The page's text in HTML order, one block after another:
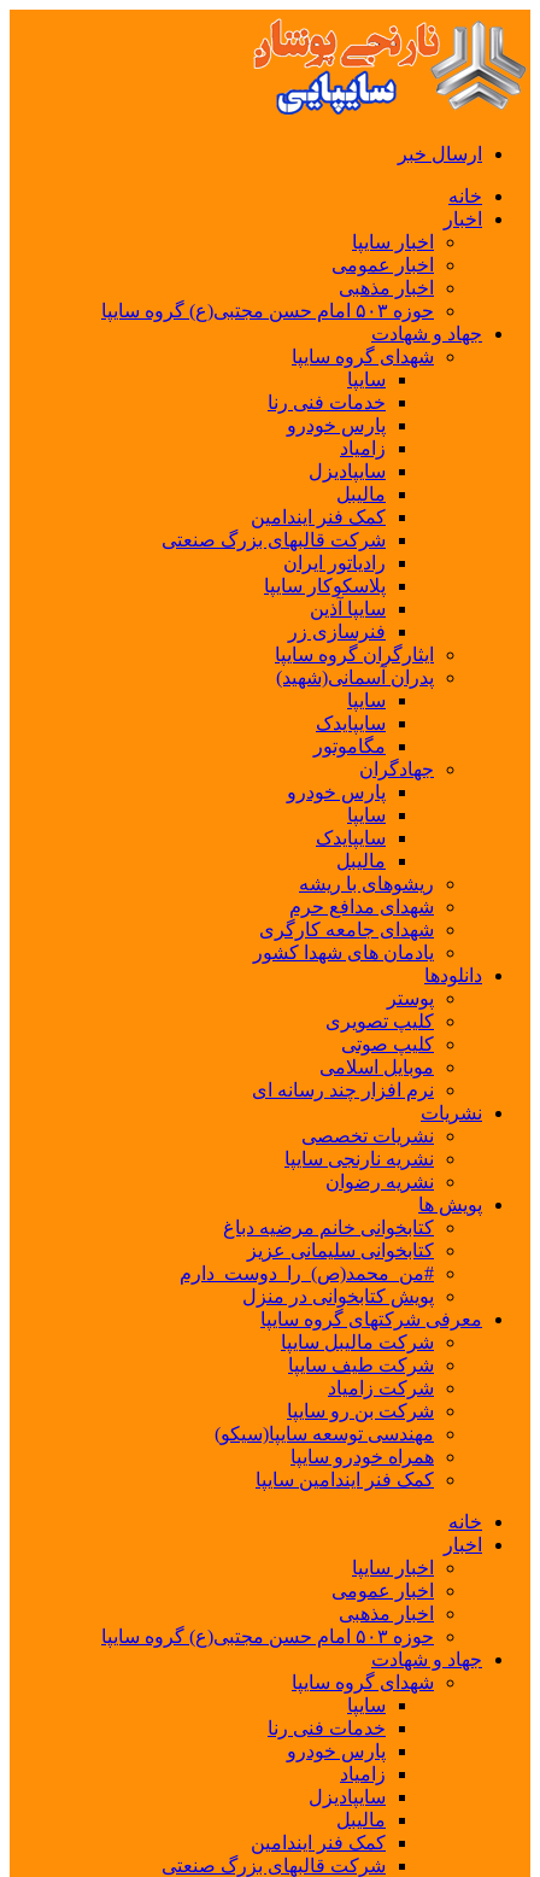
ارسال خبر
خانه
اخبار
اخبار سایپا
اخبار عمومی
اخبار مذهبی
حوزه ۵۰۳ امام حسن مجتبی(ع) گروه سایپا
جهاد و شهادت
شهدای گروه سایپا
سایپا
خدمات فنی رنا
پارس خودرو
زامیاد
سایپادیزل
مالیبل
کمک فنر ایندامین
شرکت قالبهای بزرگ صنعتی
رادیاتور ایران
پلاسکوکار سایپا
سایپا آذین
فنرسازی زر
ایثارگران گروه سایپا
پدران آسمانی(شهید)
سایپا
سایپایدک
مگاموتور
جهادگران
پارس خودرو
سایپا
سایپایدک
مالیبل
ریشوهای با ریشه
شهدای مدافع حرم
شهدای جامعه کارگری
یادمان های شهدا کشور
دانلودها
پوستر
کلیپ تصویری
کلیپ صوتی
موبایل اسلامی
نرم افزار چند رسانه ای
نشریات
نشریات تخصصی
نشریه نارنجی سایپا
نشریه رضوان
پویش ها
کتابخوانی خانم مرضیه دباغ
کتابخوانی سلیمانی عزیز
#من_محمد(ص)_را_دوست_دارم
پویش کتابخوانی در منزل
معرفی شرکتهای گروه سایپا
شرکت مالیبل سایپا
شرکت طیف سایپا
شرکت زامیاد
شرکت بن رو سایپا
مهندسی توسعه سایپا(سیکو)
همراه خودرو سایپا
کمک فنر ایندامین سایپا
خانه
اخبار
اخبار سایپا
اخبار عمومی
اخبار مذهبی
حوزه ۵۰۳ امام حسن مجتبی(ع) گروه سایپا
جهاد و شهادت
شهدای گروه سایپا
سایپا
خدمات فنی رنا
پارس خودرو
زامیاد
سایپادیزل
مالیبل
کمک فنر ایندامین
شرکت قالبهای بزرگ صنعتی